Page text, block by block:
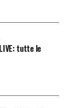
tutte le